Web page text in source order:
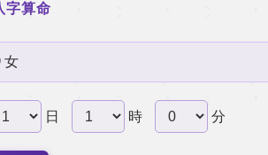
字算命
女
日 時 分